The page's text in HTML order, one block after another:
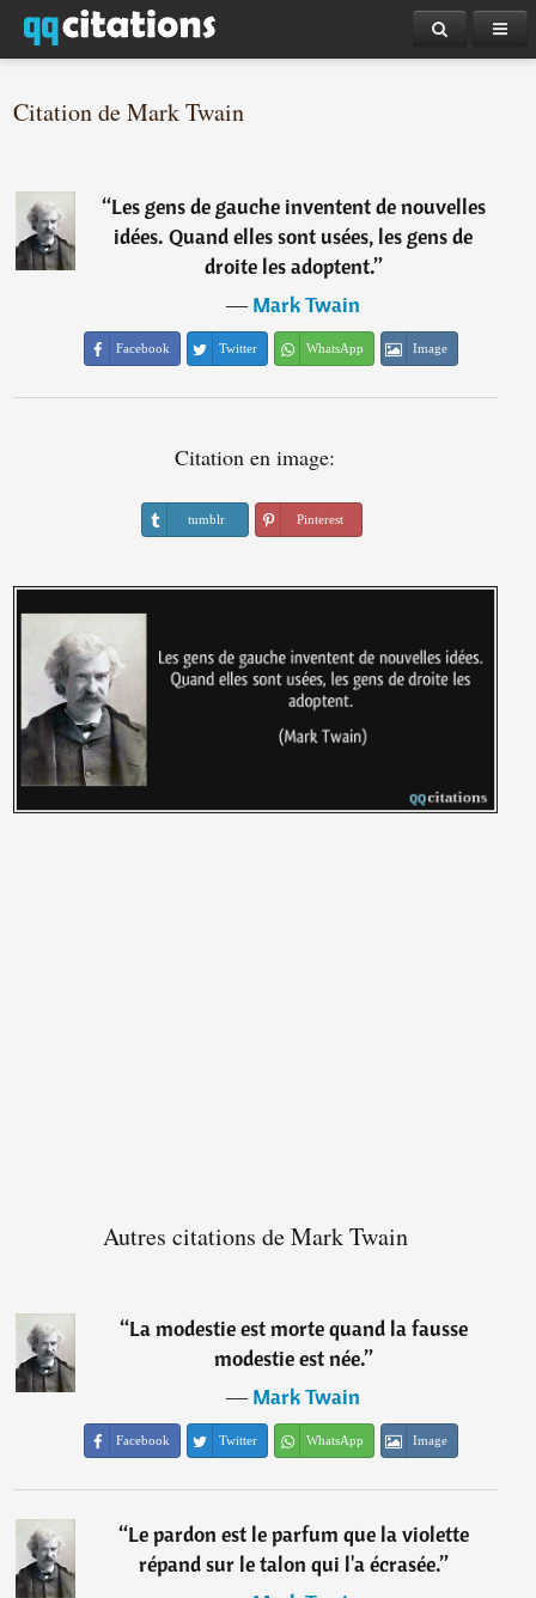
Citation de Mark Twain
“Les gens de gauche inventent de nouvelles
idées. Quand elles sont usées, les gens de
droite les adoptent.”
―Mark Twain
Facebook Twitter WhatsApp Image
Citation en image:
tumblr Pinterest
Autres citations de Mark Twain
“La modestie est morte quand la fausse
modestie est née.”
―Mark Twain
Facebook Twitter WhatsApp Image
“Le pardon est le parfum que la violette
répand sur le talon qui l'a écrasée.”